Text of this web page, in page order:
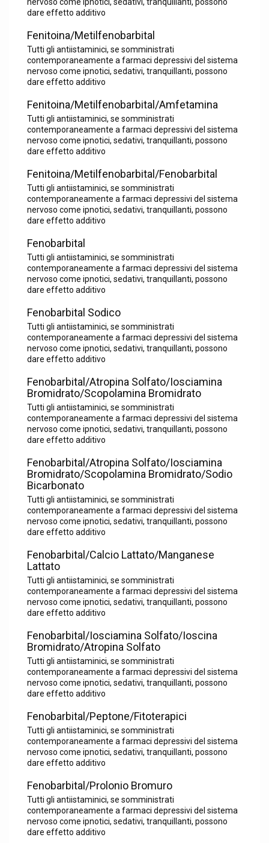
dare effetto additivo
Fenitoina/Metilfenobarbital
Tutti gli antiistaminici, se somministrati
contemporaneamente a farmaci depressivi del sistema
nervoso come ipnotici, sedativi, tranquillanti, possono
dare effetto additivo
Fenitoina/Metilfenobarbital/Amfetamina
Tutti gli antiistaminici, se somministrati
contemporaneamente a farmaci depressivi del sistema
nervoso come ipnotici, sedativi, tranquillanti, possono
dare effetto additivo
Fenitoina/Metilfenobarbital/Fenobarbital
Tutti gli antiistaminici, se somministrati
contemporaneamente a farmaci depressivi del sistema
nervoso come ipnotici, sedativi, tranquillanti, possono
dare effetto additivo
Fenobarbital
Tutti gli antiistaminici, se somministrati
contemporaneamente a farmaci depressivi del sistema
nervoso come ipnotici, sedativi, tranquillanti, possono
dare effetto additivo
Fenobarbital Sodico
Tutti gli antiistaminici, se somministrati
contemporaneamente a farmaci depressivi del sistema
nervoso come ipnotici, sedativi, tranquillanti, possono
dare effetto additivo
Fenobarbital/Atropina Solfato/Iosciamina
Bromidrato/Scopolamina Bromidrato
Tutti gli antiistaminici, se somministrati
contemporaneamente a farmaci depressivi del sistema
nervoso come ipnotici, sedativi, tranquillanti, possono
dare effetto additivo
Fenobarbital/Atropina Solfato/Iosciamina
Bromidrato/Scopolamina Bromidrato/Sodio
Bicarbonato
Tutti gli antiistaminici, se somministrati
contemporaneamente a farmaci depressivi del sistema
nervoso come ipnotici, sedativi, tranquillanti, possono
dare effetto additivo
Fenobarbital/Calcio Lattato/Manganese
Lattato
Tutti gli antiistaminici, se somministrati
contemporaneamente a farmaci depressivi del sistema
nervoso come ipnotici, sedativi, tranquillanti, possono
dare effetto additivo
Fenobarbital/Iosciamina Solfato/Ioscina
Bromidrato/Atropina Solfato
Tutti gli antiistaminici, se somministrati
contemporaneamente a farmaci depressivi del sistema
nervoso come ipnotici, sedativi, tranquillanti, possono
dare effetto additivo
Fenobarbital/Peptone/Fitoterapici
Tutti gli antiistaminici, se somministrati
contemporaneamente a farmaci depressivi del sistema
nervoso come ipnotici, sedativi, tranquillanti, possono
dare effetto additivo
Fenobarbital/Prolonio Bromuro
Tutti gli antiistaminici, se somministrati
contemporaneamente a farmaci depressivi del sistema
nervoso come ipnotici, sedativi, tranquillanti, possono
dare effetto additivo